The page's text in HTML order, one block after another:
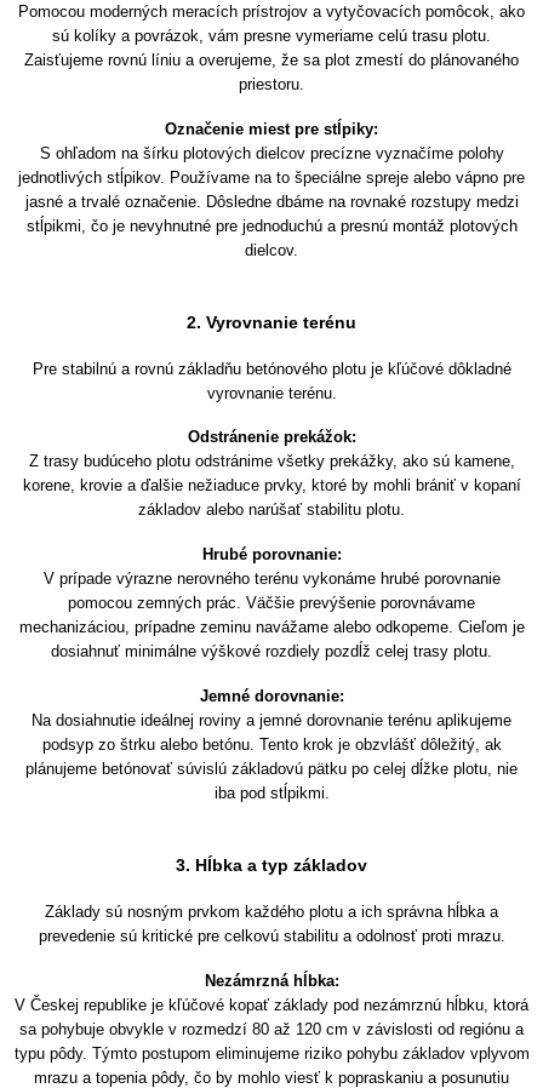
Pomocou moderných meracích prístrojov a vytyčovacích pomôcok, ako
sú kolíky a povrázok, vám presne vymeriame celú trasu plotu.
Zaisťujeme rovnú líniu a overujeme, že sa plot zmestí do plánovaného
priestoru.
Označenie miest pre stĺpiky:
S ohľadom na šírku plotových dielcov precízne vyznačíme polohy
jednotlivých stĺpikov. Používame na to špeciálne spreje alebo vápno pre
jasné a trvalé označenie. Dôsledne dbáme na rovnaké rozstupy medzi
stĺpikmi, čo je nevyhnutné pre jednoduchú a presnú montáž plotových
dielcov.
2. Vyrovnanie terénu
Pre stabilnú a rovnú základňu betónového plotu je kľúčové dôkladné
vyrovnanie terénu.
Odstránenie prekážok:
Z trasy budúceho plotu odstránime všetky prekážky, ako sú kamene,
korene, krovie a ďalšie nežiaduce prvky, ktoré by mohli brániť v kopaní
základov alebo narúšať stabilitu plotu.
Hrubé porovnanie:
V prípade výrazne nerovného terénu vykonáme hrubé porovnanie
pomocou zemných prác. Väčšie prevýšenie porovnávame
mechanizáciou, prípadne zeminu navážame alebo odkopeme. Cieľom je
dosiahnuť minimálne výškové rozdiely pozdĺž celej trasy plotu.
Jemné dorovnanie:
Na dosiahnutie ideálnej roviny a jemné dorovnanie terénu aplikujeme
podsyp zo štrku alebo betónu. Tento krok je obzvlášť dôležitý, ak
plánujeme betónovať súvislú základovú pätku po celej dĺžke plotu, nie
iba pod stĺpikmi.
3. Hĺbka a typ základov
Základy sú nosným prvkom každého plotu a ich správna hĺbka a
prevedenie sú kritické pre celkovú stabilitu a odolnosť proti mrazu.
Nezámrzná hĺbka:
V Českej republike je kľúčové kopať základy pod nezámrznú hĺbku, ktorá
sa pohybuje obvykle v rozmedzí 80 až 120 cm v závislosti od regiónu a
typu pôdy. Týmto postupom eliminujeme riziko pohybu základov vplyvom
mrazu a topenia pôdy, čo by mohlo viesť k popraskaniu a posunutiu